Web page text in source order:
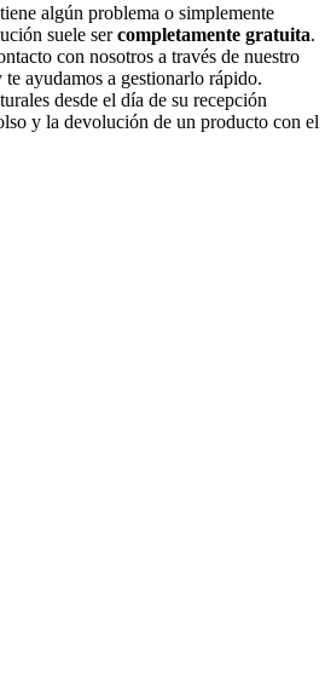
algún problema o simplemente
suele sercompletamente gratuita.
con nosotros a través de nuestro
ayudamos a gestionarlo rápido.
desde el día de su recepción
y la devolución de un producto con el